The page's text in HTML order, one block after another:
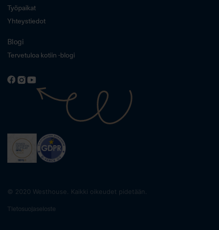
Työpaikat
Yhteystiedot
Blogi
Tervetuloa kotiin -blogi
© 2020 Westhouse. Kaikki oikeudet pidetään.
Tietosuojaseloste